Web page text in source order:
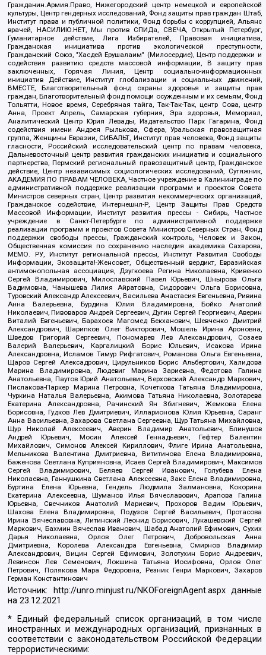
Гражданин.Армия.Право, Нижегородский центр немецкой и европейской
культуры, Центр гендерных исследований, Фонд защиты прав граждан Штаб,
Институт права и публичной политики, Фонд борьбы с коррупцией, Альянс
врачей, НАСИЛИЮ.НЕТ, Мы против СПИДа, СВЕЧА, Открытый Петербург,
Гуманитарное действие, Лига Избирателей, Правовая инициатива,
Гражданская инициатива против экологической преступности,
Гражданский Союз, "Хасдей Ерушалаим" (Милосердие), Центр поддержки и
содействия развитию средств массовой информации, В защиту прав
заключенных, Горячая Линия, Центр социально-информационных
инициатив Действие, Институт глобализации и социальных движений,
ВМЕСТЕ, Благотворительный фонд охраны здоровья и защиты прав
граждан, Благотворительный фонд помощи осужденным и их семьям, Фонд
Тольятти, Новое время, Серебряная тайга, Так-Так-Так, центр Сова, центр
Анна, Проект Апрель, Самарская губерния, Эра здоровья, Мемориал,
Аналитический Центр Юрия Левады, Издательство Парк Гагарина, Фонд
содействия имени Андрея Рылькова, Сфера, Уральская правозащитная
группа, Женщины Евразии, СИБАЛЬТ, Институт прав человека, Фонд защиты
гласности, Российский исследовательский центр по правам человека,
Дальневосточный центр развития гражданских инициатив и социального
партнерства, Пермский региональный правозащитный центр, Гражданское
действие, Центр независимых социологических исследований, Сутяжник,
АКАДЕМИЯ ПО ПРАВАМ ЧЕЛОВЕКА, Частное учреждение в Калининграде по
административной поддержке реализации программ и проектов Совета
Министров северных стран, Центр развития некоммерческих организаций,
Гражданское содействие, Интернешнл-Р, Центр Защиты Прав Средств
Массовой Информации, Институт развития прессы - Сибирь, Частное
учреждение в Санкт-Петербурге по административной поддержке
реализации программ и проектов Совета Министров Северных Стран, Фонд
поддержки свободы прессы, Гражданский контроль, Человек и Закон,
Общественная комиссия по сохранению наследия академика Сахарова,
МЕМО. РУ, Институт региональной прессы, Институт Развития Свободы
Информации, Экозащита!-Женсовет, Общественный вердикт, Евразийская
антимонопольная ассоциация, Дзугкоева Регина Николаевна, Кривенко
Сергей Владимирович, Милославский Павел Юрьевич, Шнырова Ольга
Вадимовна, Чанышева Лилия Айратовна, Сидорович Ольга Борисовна,
Туровский Александр Алексеевич, Васильева Анастасия Евгеньевна, Ривина
Анна Валерьевна, Бурдина Юлия Владимировна, Бойко Анатолий
Николаевич, Пивоваров Андрей Сергеевич, Дугин Сергей Георгиевич, Аверин
Виталий Евгеньевич, Барахоев Магомед Бекханович, Шевченко Дмитрий
Александрович, Шарипков Олег Викторович, Мошель Ирина Ароновна,
Шведов Григорий Сергеевич, Пономарев Лев Александрович, Созаев
Валерий Валерьевич, Каргалицкий Борис Юльевич, Исакова Ирина
Александровна, Исламов Тимур Рифгатович, Романова Ольга Евгеньевна,
Щаров Сергей Алексадрович, Цирульников Борис Альбертович, Халидова
Марина Владимировна, Людевиг Марина Зариевна, Федотова Галина
Анатольевна, Паутов Юрий Анатольевич, Верховский Александр Маркович,
Пислакова-Паркер Марина Петровна, Кочеткова Татьяна Владимировна,
Чуркина Наталья Валерьевна, Акимова Татьяна Николаевна, Золотарева
Екатерина Александровна, Рачинский Ян Збигневич, Жемкова Елена
Борисовна, Гудков Лев Дмитриевич, Илларионова Юлия Юрьевна, Саранг
Анна Васильевна, Захарова Светлана Сергеевна, Щур Татьяна Михайловна,
Щур Николай Алексеевич, Аверин Владимир Анатольевич, Блинушов
Андрей Юрьевич, Мосин Алексей Геннадьевич, Гефтер Валентин
Михайлович, Симонов Алексей Кириллович, Флиге Ирина Анатольевна,
Мельникова Валентина Дмитриевна, Вититинова Елена Владимировна,
Баженова Светлана Куприяновна, Исаев Сергей Владимирович, Максимов
Сергей Владимирович, Беляев Сергей Иванович, Голубева Елена
Николаевна, Ганнушкина Светлана Алексеевна, Закс Елена Владимировна,
Буртина Елена Юрьевна, Гендель Людмила Залмановна, Кокорина
Екатерина Алексеевна, Шуманов Илья Вячеславович, Арапова Галина
Юрьевна, Свечников Анатолий Мариевич, Прохоров Вадим Юрьевич,
Шахова Елена Владимировна, Подузов Сергей Васильевич, Протасова
Ирина Вячеславовна, Литинский Леонид Борисович, Лукашевский Сергей
Маркович, Бахмин Вячеслав Иванович, Шабад Анатолий Ефимович, Сухих
Дарья Николаевна, Орлов Олег Петрович, Добровольская Анна
Дмитриевна, Королева Александра Евгеньевна, Смирнов Владимир
Александрович, Вицин Сергей Ефимович, Золотухин Борис Андреевич,
Левинсон Лев Семенович, Локшина Татьяна Иосифовна, Орлов Олег
Петрович, Полякова Мара Федоровна, Резник Генри Маркович, Захаров
Герман Константинович
Источник: http://unro.minjust.ru/NKOForeignAgent.aspxданные
на23.12.2021
* Единый федеральный список организаций, в том числе
иностранных и международных организаций, признанных в
соответствии с законодательством Российской Федерации
террористическими: